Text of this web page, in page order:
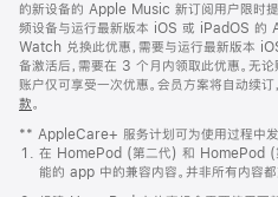
页
脚
的新设备的 Apple Music 新订阅用户限时提
频设备与运行最新版本 iOS 或 iPadOS 的
Watch 兑换此优惠，需要与运行最新版本
备激活后，需要在 3 个月内领取此优惠。无
账户仅可享受一次优惠。会员方案将自动续
款。
窗
口
中
** AppleCare+ 服务计划可为使用过程中发
在 HomePod (第二代) 和 HomePod (
能的 app 中的兼容内容。并非所有内容都